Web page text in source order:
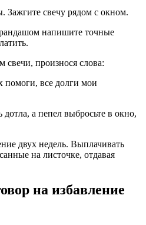
Зажгите свечу рядом с окном.
напишите точные
свечи, произнося слова:
помоги, все долги мои
а пепел выбросьте в окно,
двух недель. Выплачивать
на листочке, отдавая
на избавление